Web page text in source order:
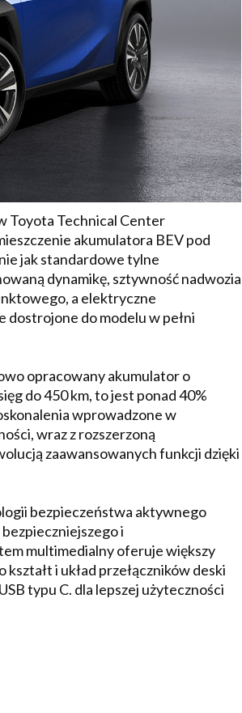
Toyota Technical Center
akumulatora BEV pod
jak standardowe tylne
dynamikę, sztywność nadwozia
a elektryczne
dostrojone do modelu w pełni
opracowany akumulator o
do 450 km, to jest ponad 40%
wprowadzone w
wraz z rozszerzoną
zaawansowanych funkcji dzięki
bezpieczeństwa aktywnego
i
multimedialny oferuje większy
i układ przełączników deski
typu C. dla lepszej użyteczności